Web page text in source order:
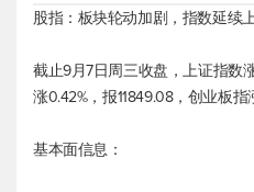
股指：板块轮动加剧，指数延续
截止9月7日周三收盘，上证指数
涨0.42%，报11849.08，创业板指
基本面信息：